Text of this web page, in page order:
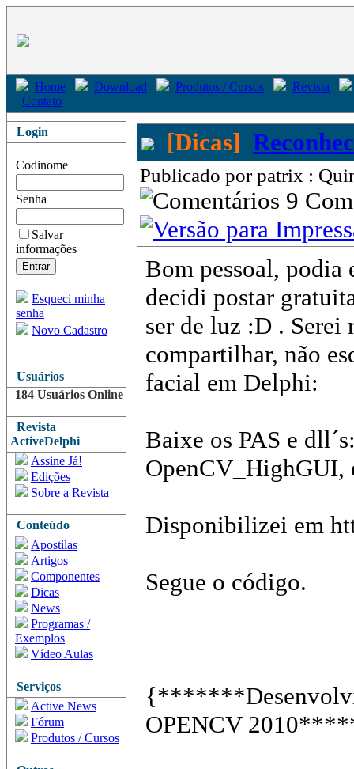
Home Download Produtos / Cursos
Revista
Contato
Login
Codinome
Senha
Salvar
informações
Esqueci minha
senha
Novo Cadastro
Usuários
184 Usuários Online
Revista
ActiveDelphi
Assine Já!
Edições
Sobre a Revista
Conteúdo
Apostilas
Artigos
Componentes
Dicas
News
Programas /
Exemplos
Vídeo Aulas
Serviços
Active News
Fórum
Produtos / Cursos
[Dicas]
Publicado por patrix :
9
Bom pessoal, podia
decidi postar
ser de luz :D . Serei
compartilhar, não
facial em Delphi:
Baixe os PAS e
OpenCV_HighGUI,
Disponibilizei em
Segue o código.
OPENCV